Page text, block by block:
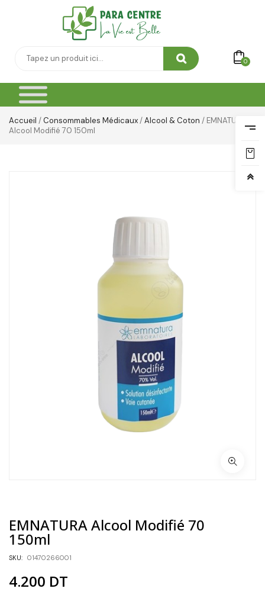
0
Accueil /Consommables Médicaux/Alcool & Coton / EMNATURA
Alcool Modifié 70 150ml
EMNATURA Alcool Modifié 70
150ml
SKU: 01470266001
4.200 DT